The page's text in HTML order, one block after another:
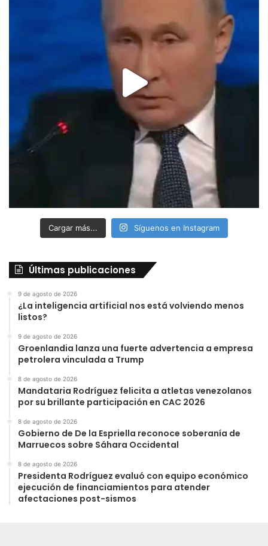
Cargar más... Síguenos en Instagram
Últimas publicaciones
9 de agosto de 2026
¿La inteligencia artificial nos está volviendo menos
listos?
9 de agosto de 2026
Groenlandia lanza una fuerte advertencia a empresa
petrolera vinculada a Trump
8 de agosto de 2026
Mandataria Rodríguez felicita a atletas venezolanos
por su brillante participación en CAC 2026
8 de agosto de 2026
Gobierno de De la Espriella reconoce soberanía de
Marruecos sobre Sáhara Occidental
8 de agosto de 2026
Presidenta Rodríguez evaluó con equipo económico
ejecución de financiamientos para atender
afectaciones post-sismos